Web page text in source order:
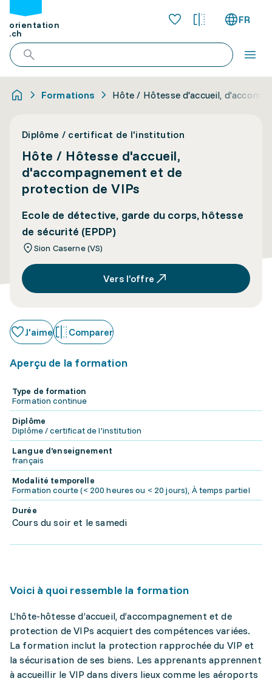
orientation
.ch
FR
Formations Hôte / Hôtesse d'accueil,
Diplôme / certificat de l'institution
Hôte / Hôtesse d'accueil,
d'accompagnement et de
protection de VIPs
Ecole de détective, garde du corps, hôtesse
de sécurité (EPDP)
Sion Caserne (VS)
Vers l’offre
J'aime Comparer
Aperçu de la formation
Type de formation
Formation continue
Diplôme
Diplôme / certificat de l'institution
Langue d'enseignement
français
Modalité temporelle
Formation courte (< 200 heures ou < 20 jours), À temps partiel
Durée
Cours du soir et le samedi
Voici à quoi ressemble la formation
L’hôte-hôtesse d’accueil, d’accompagnement et de
protection de VIPs acquiert des compétences variées.
La formation inclut la protection rapprochée du VIP et
la sécurisation de ses biens. Les apprenants apprennent
à accueillir le VIP dans divers lieux comme les aéroports